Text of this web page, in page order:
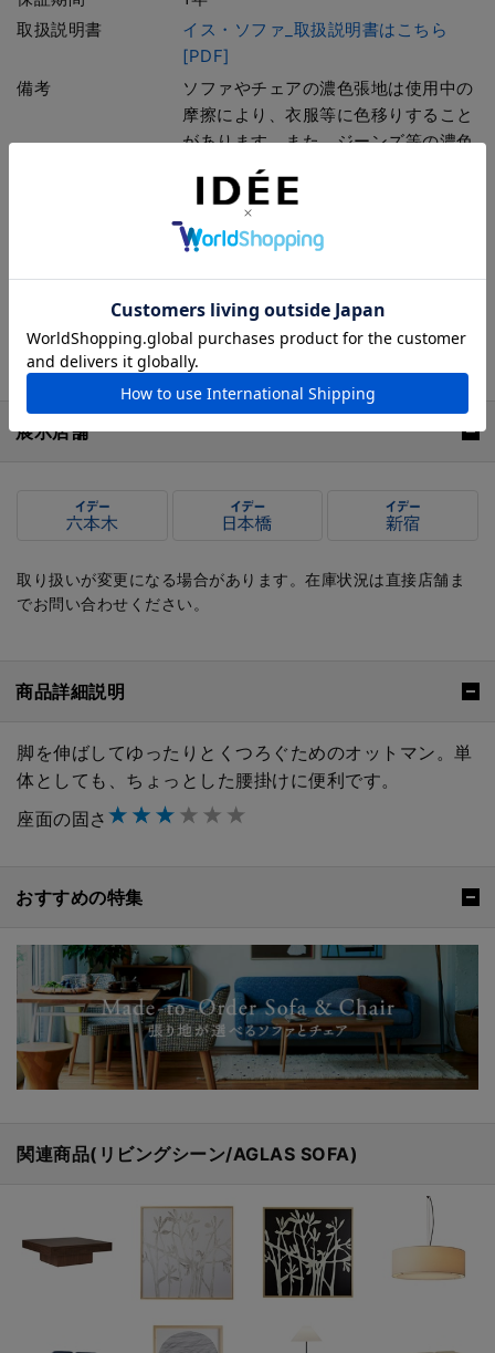
取扱説明書
イス・ソファ_取扱説明書はこちら
[PDF]
備考
ソファやチェアの濃色張地は使用中の
摩擦により、衣服等に色移りすること
があります。また、ジーンズ等の濃色
生地が家具に色移りすることもありま
す。特に、汗や水分などで濡れた状態
で使用すると色移りしやすいのでご注
意ください。
と化学反応や使用中の摩擦により、壁
面に色移りしたり傷をつけることがあ
りますのでご注意ください。
展示店舗
取り扱いが変更になる場合があります。在庫状況は直接店舗ま
でお問い合わせください。
商品詳細説明
脚を伸ばしてゆったりとくつろぐためのオットマン。単
体としても、ちょっとした腰掛けに便利です。
座面の固さ
おすすめの特集
関連商品(リビングシーン/AGLAS SOFA)